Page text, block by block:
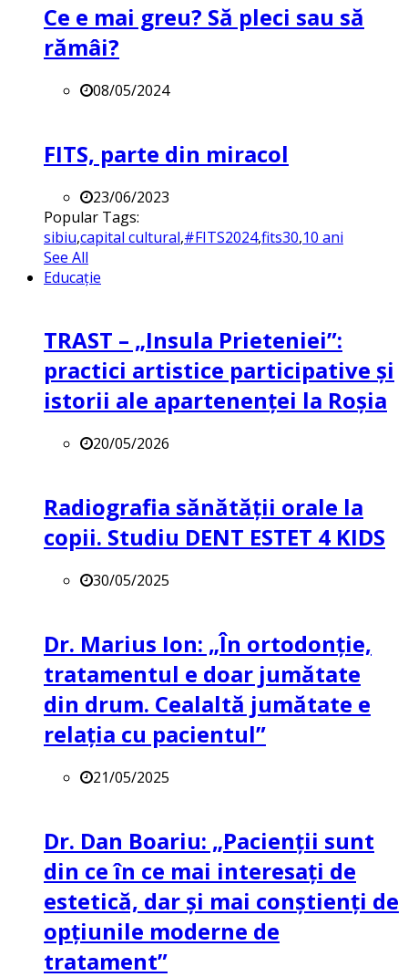
Ce e mai greu? Să pleci sau să
rămâi?
08/05/2024
FITS, parte din miracol
23/06/2023
Popular Tags:
sibiu,capital cultural,#FITS2024,fits30,10 ani
See All
Educație
TRAST – „Insula Prieteniei”:
practici artistice participative și
istorii ale apartenenței la Roșia
20/05/2026
Radiografia sănătății orale la
copii. Studiu DENT ESTET 4 KIDS
30/05/2025
Dr. Marius Ion: „În ortodonție,
tratamentul e doar jumătate
din drum. Cealaltă jumătate e
relația cu pacientul”
21/05/2025
Dr. Dan Boariu: „Pacienții sunt
din ce în ce mai interesați de
estetică, dar și mai conștienți de
opțiunile moderne de
tratament”